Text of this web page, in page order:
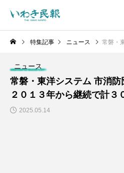
特集記事 ニュース 常磐・東洋シス
ニュース
常磐・東洋システム 市消
２０１３年から継続で計３
2025.05.14